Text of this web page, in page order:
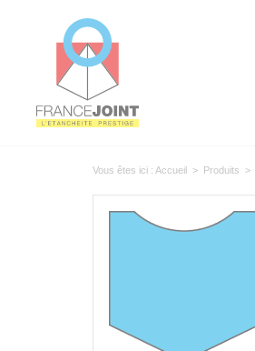
Vous êtes ici : Accueil > Produits >